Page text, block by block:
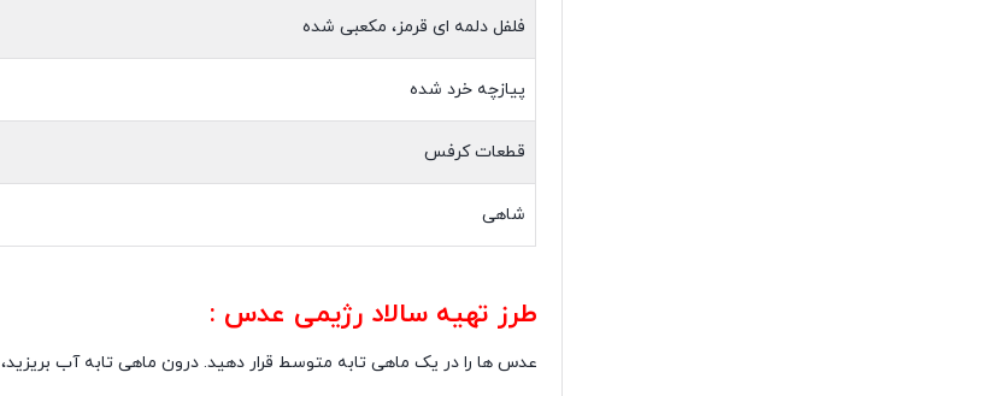
فلفل دلمه ای قرمز، مکعبی شده
پیازچه خرد شده
قطعات کرفس
شاهی
طرز تهیه سالاد رژیمی عدس :
عدس ها را در یک ماهی تابه متوسط قرار دهید. درون ماهی تابه آب بریزید،